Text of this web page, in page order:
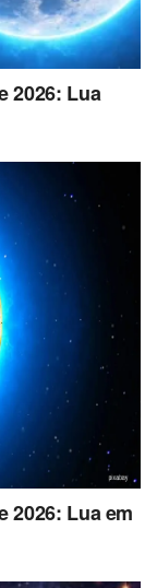
2026: Lua
2026: Lua em